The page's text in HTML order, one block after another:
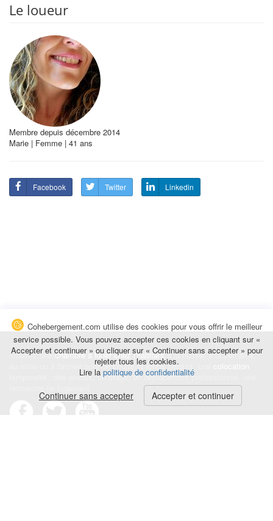
Le loueur
Membre depuis décembre 2014
Marie | Femme | 41 ans
Facebook Twitter Linkedin
Trouvez unechambre à louer chez l'habitantà la nuitée, à la semaine,
au mois ou à l'année pour de courts et longs séjours, une
temporaire : des études, un stage, un déplacement professionnel, une
Cohebergement.com utilise des cookies pour vous offrir le meilleur
service possible. Vous pouvez accepter ces cookies en cliquant sur «
Accepter et continuer » ou cliquer sur « Continuer sans accepter » pour
rejeter tous les cookies.
Lire la politique de confidentialité
Continuer sans accepter Accepter et continuer